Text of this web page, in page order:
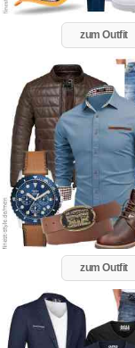
zum Outfit
zum Outfit